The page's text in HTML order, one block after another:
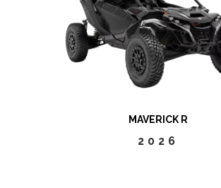
MAVERICK R
2026